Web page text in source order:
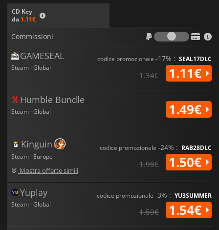
CD Key
da 1.11€
Commissioni
GAMESEAL
Steam · Global
codice promozionale -17% : SEAL17DLC
1.34€ 1.11€
Humble Bundle
Steam · Global 1.49€
Kinguin
Steam · Europe
Mostra offerte simili
codice promozionale -24% : RAB28DLC
1.98€ 1.50€
Yuplay
Steam · Global
codice promozionale -3% : YU3SUMMER
1.59€ 1.54€